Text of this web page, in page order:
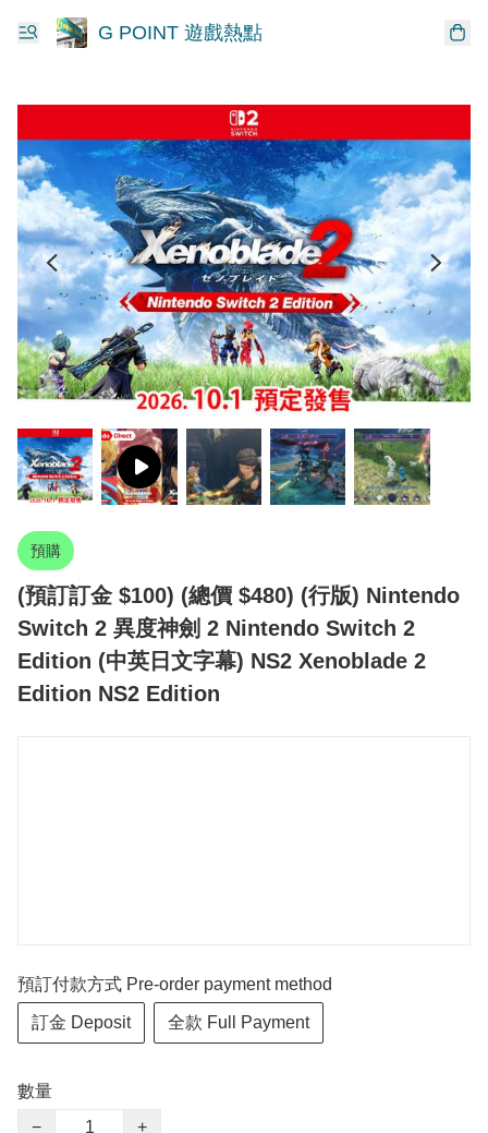
G POINT 遊戲熱點
預購
(預訂訂金 $100) (總價 $480) (行版) Nintendo
Switch 2 異度神劍 2 Nintendo Switch 2
Edition (中英日文字幕) NS2 Xenoblade 2
Edition NS2 Edition
預訂付款方式 Pre-order payment method
訂金 Deposit 全款 Full Payment
數量
−
+